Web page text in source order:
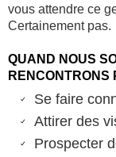
vous attendre ce
Certainement pas.
QUAND NOUS
RENCONTRONS
Se faire
Attirer des
Prospecter